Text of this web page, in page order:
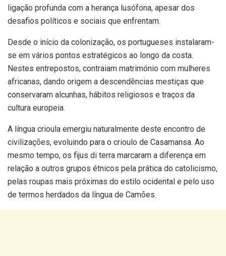
ligação profunda com a herança lusófona, apesar dos
desafios políticos e sociais que enfrentam.
Desde o início da colonização, os portugueses instalaram-
se em vários pontos estratégicos ao longo da costa.
Nestes entrepostos, contraiam matrimónio com mulheres
africanas, dando origem a descendências mestiças que
conservaram alcunhas, hábitos religiosos e traços da
cultura europeia.
A língua crioula emergiu naturalmente deste encontro de
civilizações, evoluindo para o crioulo de Casamansa. Ao
mesmo tempo, os fijus di terra marcaram a diferença em
relação a outros grupos étnicos pela prática do catolicismo,
pelas roupas mais próximas do estilo ocidental e pelo uso
de termos herdados da língua de Camões.